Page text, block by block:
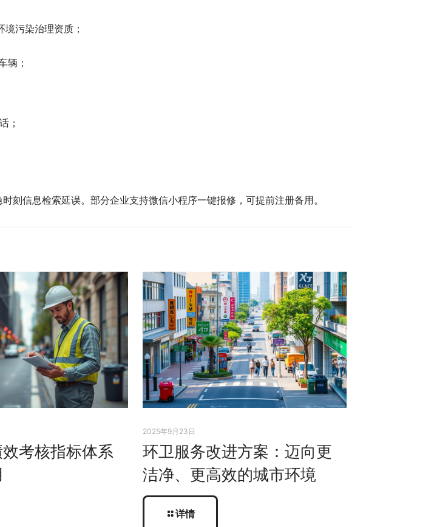
污染治理资质；
辆；
；
信息检索延误。部分企业支持微信小程序一键报修，可提前注册备用。
考核指标体系
2025年9月23日
环卫服务改进方案：迈向更
洁净、更高效的城市环境
详情